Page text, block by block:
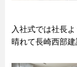
入社式では社長
晴れて長崎西部建